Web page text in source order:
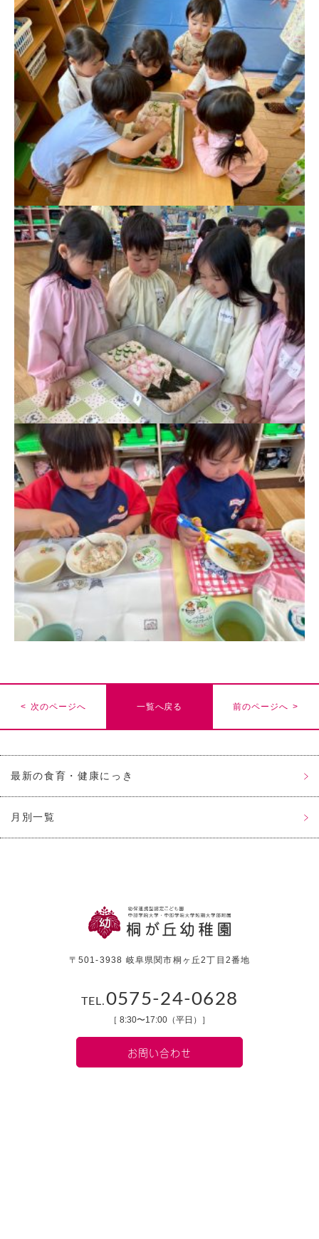
最新の食育・健康にっき
月別一覧
< 次のページへ 一覧へ戻る 前のページへ >
〒501-3938 岐阜県関市桐ヶ丘2丁目2番地
TEL.0575-24-0628
［ 8:30〜17:00（平日）］
お問い合わせ